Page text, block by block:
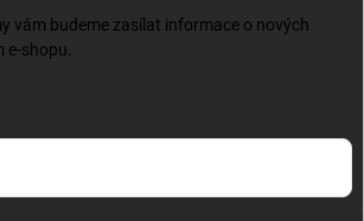
vám budeme zasílat informace o nových
shopu.